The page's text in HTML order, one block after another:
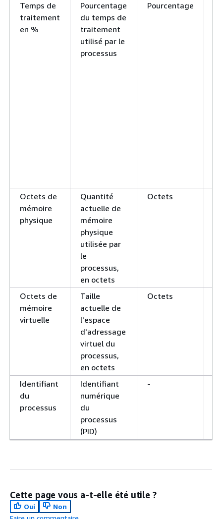
Temps de
traitement
en %
Pourcentage
du temps de
traitement
utilisé par le
processus
Pourcentage
Octets de
mémoire
physique
Quantité
actuelle de
mémoire
physique
utilisée par
le
processus,
en octets
Octets
Octets de
mémoire
virtuelle
Taille
actuelle de
l'espace
d'adressage
virtuel du
processus,
en octets
Octets
Identifiant
du
processus
Identifiant
numérique
du
processus
(PID)
-
Cette page vous a-t-elle été utile ?
Oui
Non